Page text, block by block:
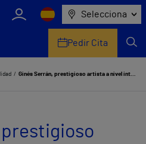
Selecciona
Pedir Cita
Ginés Serrán, prestigioso artista a nivel internacional, dona una de sus obras a Vithas Xanit
prestigioso